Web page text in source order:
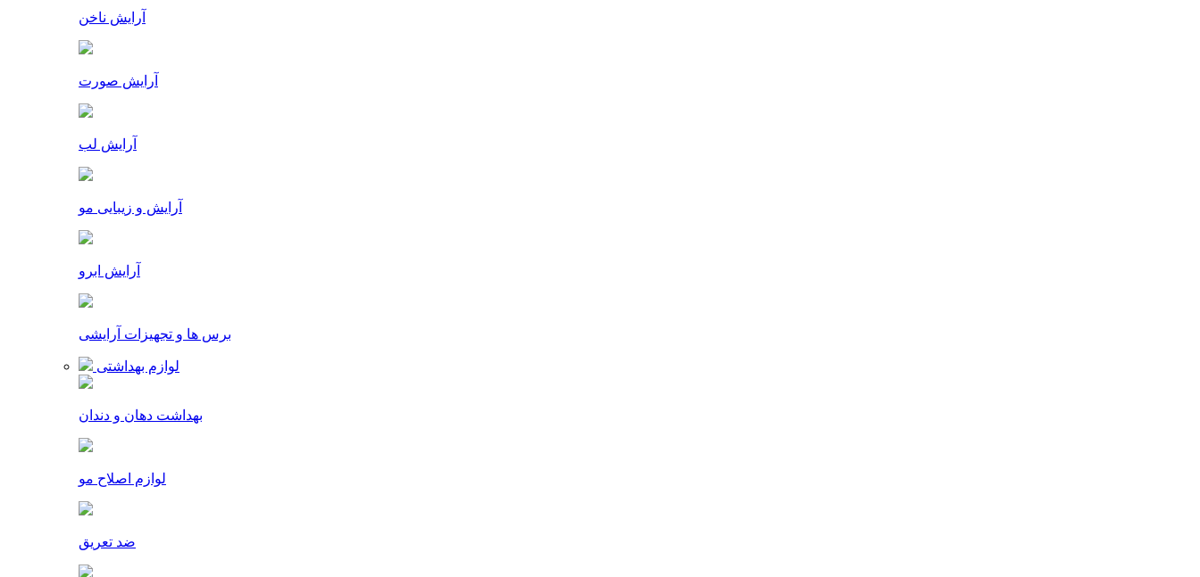
آرایش ناخن
آرایش صورت
آرایش لب
آرایش و زیبایی مو
آرایش ابرو
برس ها و تجهیزات آرایشی
لوازم بهداشتی
بهداشت دهان و دندان
لوازم اصلاح مو
ضد تعریق